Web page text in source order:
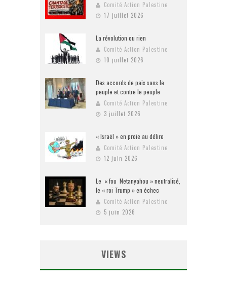
Comité Action Palestine
17 juillet 2026
La révolution ou rien
Comité Action Palestine
10 juillet 2026
Des accords de paix sans le
peuple et contre le peuple
Comité Action Palestine
3 juillet 2026
« Israël » en proie au délire
Comité Action Palestine
12 juin 2026
Le « fou Netanyahou » neutralisé,
le « roi Trump » en échec
Comité Action Palestine
5 juin 2026
VIEWS